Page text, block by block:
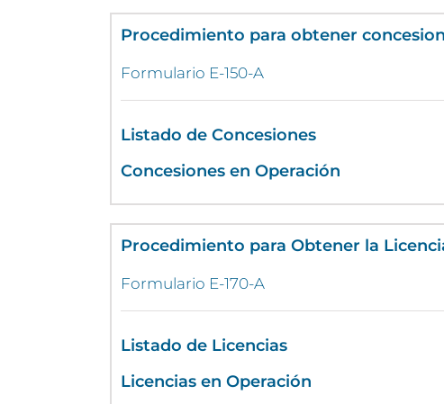
Procedimiento para obtener
Formulario E-150-A
Listado de Concesiones
Concesiones en Operación
Procedimiento para Obtener la
Formulario E-170-A
Listado de Licencias
Licencias en Operación